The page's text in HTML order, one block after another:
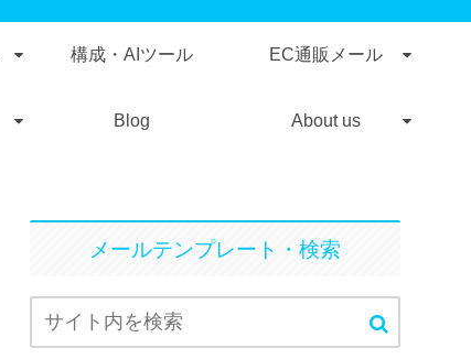
構成・AIツール EC通販メール
Blog About us
メールテンプレート・検索